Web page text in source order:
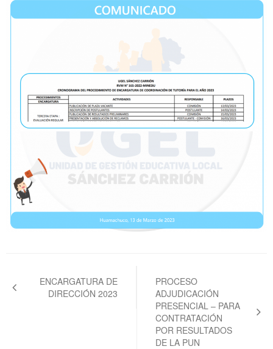
de
entradas
ENCARGATURA DE
DIRECCIÓN 2023
PROCESO
ADJUDICACIÓN
PRESENCIAL – PARA
CONTRATACIÓN
POR RESULTADOS
DE LA PUN